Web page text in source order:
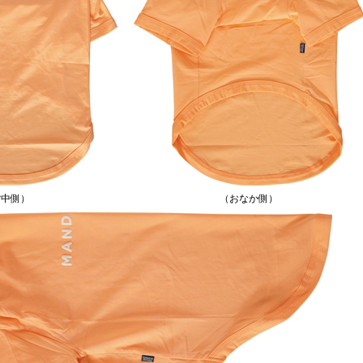
側） （おなか側）